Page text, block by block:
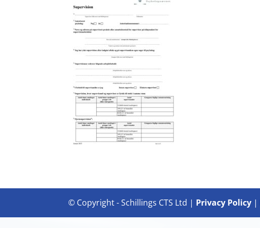
© Copyright - Schillings CTS Ltd | Privacy Policy |